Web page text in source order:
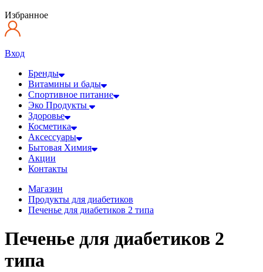
Избранное
Вход
Бренды
Витамины и бады
Спортивное питание
Эко Продукты
Здоровье
Косметика
Аксессуары
Бытовая Химия
Акции
Контакты
Магазин
Продукты для диабетиков
Печенье для диабетиков 2 типа
Печенье для диабетиков 2
типа